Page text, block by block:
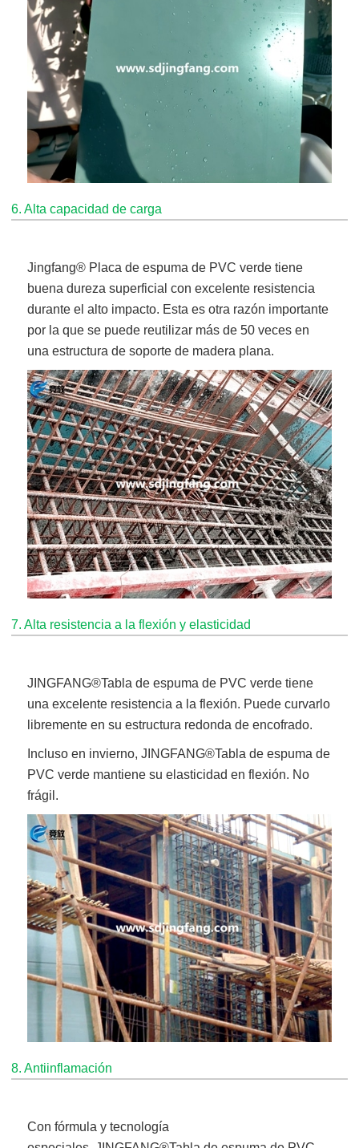
6. Alta capacidad de carga
Jingfang® Placa de espuma de PVC verde tiene
buena dureza superficial con excelente resistencia
durante el alto impacto. Esta es otra razón importante
por la que se puede reutilizar más de 50 veces en
una estructura de soporte de madera plana.
7. Alta resistencia a la flexión y elasticidad
JINGFANG®Tabla de espuma de PVC verde tiene
una excelente resistencia a la flexión. Puede curvarlo
libremente en su estructura redonda de encofrado.
Incluso en invierno,JINGFANG®Tabla de espuma de
PVC verde mantiene su elasticidad en flexión. No
frágil.
8. Antiinflamación
Con fórmula y tecnología